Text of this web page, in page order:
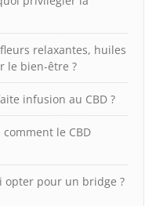
relaxantes, huiles
le bien-être ?
infusion au CBD ?
le CBD
opter pour un bridge ?